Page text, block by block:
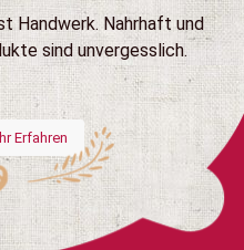
Handwerk. Nahrhaft und
sind unvergesslich.
Erfahren